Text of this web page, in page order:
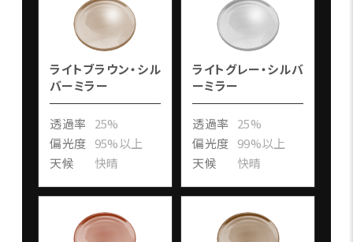
ライトブラウン・シル
バーミラー
透過率 25%
偏光度 95%以上
天候
快晴
ライトグレー・シルバ
ーミラー
透過率 25%
偏光度 99%以上
天候
快晴